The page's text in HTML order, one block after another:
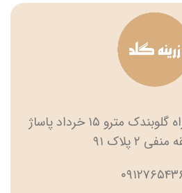
بازار بزرگ تهران چهارراه گلوبندک مترو ۱۵ خرداد پاساژ
۲ پلاک ۹۱